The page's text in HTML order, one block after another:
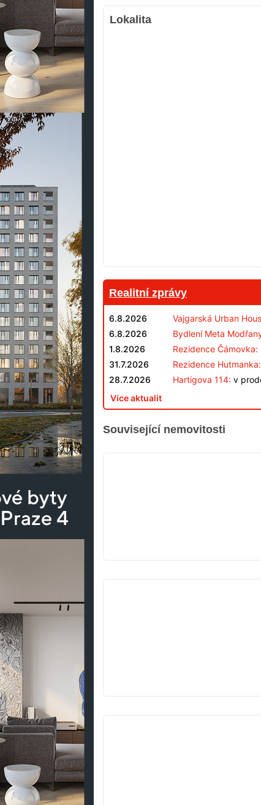
Lokalita
Realitní zprávy
6.8.2026 Vajgarská Urban
6.8.2026
Bydlení Meta
1.8.2026
Rezidence Čámovka:
31.7.2026
Rezidence Hutmanka:
28.7.2026
Hartigova 114: v
Více aktualit
Související nemovitosti